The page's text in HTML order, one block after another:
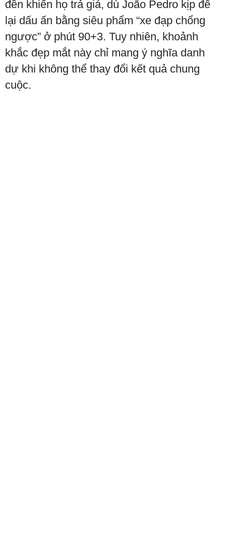
đền khiến họ trả giá, dù João Pedro kịp để
lại dấu ấn bằng siêu phẩm “xe đạp chổng
ngược” ở phút 90+3. Tuy nhiên, khoảnh
khắc đẹp mắt này chỉ mang ý nghĩa danh
dự khi không thể thay đổi kết quả chung
cuộc.